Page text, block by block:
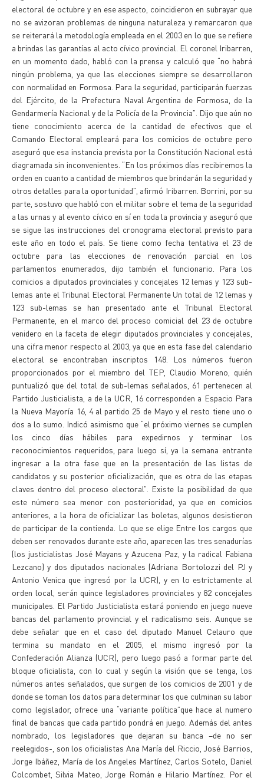
electoral de octubre y en ese aspecto, coincidieron en subrayar que
no se avizoran problemas de ninguna naturaleza y remarcaron que
se reiterará la metodología empleada en el 2003 en lo que se refiere
a brindas las garantías al acto cívico provincial. El coronel Iribarren,
en un momento dado, habló con la prensa y calculó que “no habrá
ningún problema, ya que las elecciones siempre se desarrollaron
con normalidad en Formosa. Para la seguridad, participarán fuerzas
del Ejército, de la Prefectura Naval Argentina de Formosa, de la
Gendarmería Nacional y de la Policía de la Provincia”. Dijo que aún no
tiene conocimiento acerca de la cantidad de efectivos que el
Comando Electoral empleará para los comicios de octubre pero
aseguró que esa instancia prevista por la Constitución Nacional está
diagramada sin inconvenientes. “En los próximos días recibiremos la
orden en cuanto a cantidad de miembros que brindarán la seguridad y
otros detalles para la oportunidad”, afirmó Iribarren. Borrini, por su
parte, sostuvo que habló con el militar sobre el tema de la seguridad
a las urnas y al evento cívico en sí en toda la provincia y aseguró que
se sigue las instrucciones del cronograma electoral previsto para
este año en todo el país. Se tiene como fecha tentativa el 23 de
octubre para las elecciones de renovación parcial en los
parlamentos enumerados, dijo también el funcionario. Para los
comicios a diputados provinciales y concejales 12 lemas y 123 sub-
lemas ante el Tribunal Electoral Permanente Un total de 12 lemas y
123 sub-lemas se han presentado ante el Tribunal Electoral
Permanente, en el marco del proceso comicial del 23 de octubre
venidero en la faceta de elegir diputados provinciales y concejales,
una cifra menor respecto al 2003, ya que en esta fase del calendario
electoral se encontraban inscriptos 148. Los números fueron
proporcionados por el miembro del TEP, Claudio Moreno, quién
puntualizó que del total de sub-lemas señalados, 61 pertenecen al
Partido Justicialista, a de la UCR, 16 corresponden a Espacio Para
la Nueva Mayoría 16, 4 al partido 25 de Mayo y el resto tiene uno o
dos a lo sumo. Indicó asimismo que “el próximo viernes se cumplen
los cinco días hábiles para expedirnos y terminar los
reconocimientos requeridos, para luego sí, ya la semana entrante
ingresar a la otra fase que en la presentación de las listas de
candidatos y su posterior oficialización, que es otra de las etapas
claves dentro del proceso electoral”. Existe la posibilidad de que
este número sea menor con posterioridad, ya que en comicios
anteriores, a la hora de oficializar las boletas, algunos desistieron
de participar de la contienda. Lo que se elige Entre los cargos que
deben ser renovados durante este año, aparecen las tres senadurías
(los justicialistas José Mayans y Azucena Paz, y la radical Fabiana
Lezcano) y dos diputados nacionales (Adriana Bortolozzi del PJ y
Antonio Venica que ingresó por la UCR), y en lo estrictamente al
orden local, serán quince legisladores provinciales y 82 concejales
municipales. El Partido Justicialista estará poniendo en juego nueve
bancas del parlamento provincial y el radicalismo seis. Aunque se
debe señalar que en el caso del diputado Manuel Celauro que
termina su mandato en el 2005, el mismo ingresó por la
Confederación Alianza (UCR), pero luego pasó a formar parte del
bloque oficialista, con lo cual y según la visión que se tenga, los
números antes señalados, que surgen de los comicios de 2001 y de
donde se toman los datos para determinar los que culminan su labor
como legislador, ofrece una “variante política”que hace al numero
final de bancas que cada partido pondrá en juego. Además del antes
nombrado, los legisladores que dejaran su banca –de no ser
reelegidos-, son los oficialistas Ana María del Riccio, José Barrios,
Jorge Ibáñez, María de los Angeles Martínez, Carlos Sotelo, Daniel
Colcombet, Silvia Mateo, Jorge Román e Hilario Martínez. Por el